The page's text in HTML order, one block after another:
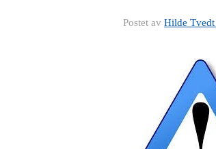
Postet av Hilde Tvedt